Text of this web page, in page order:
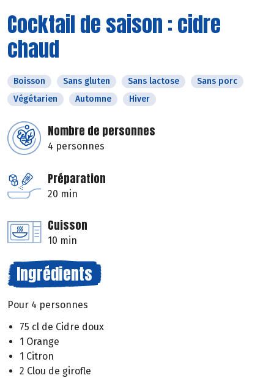
Cocktail de saison : cidre
chaud
Boisson Sans gluten Sans lactose
Sans porc
Végétarien
Automne Hiver
Nombre de personnes
4 personnes
Préparation
20 min
Cuisson
10 min
Ingrédients
Pour 4 personnes
75 cl de Cidre doux
1 Orange
1 Citron
2 Clou de girofle